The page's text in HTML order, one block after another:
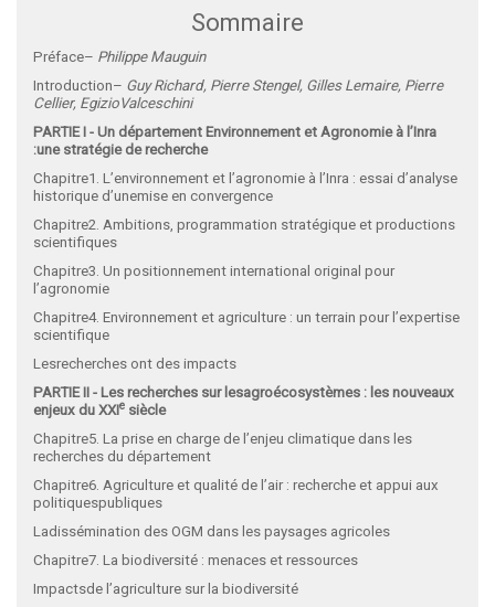
Sommaire
Préface– Philippe Mauguin
Introduction– Guy Richard, Pierre Stengel, Gilles Lemaire, Pierre
Cellier, EgizioValceschini
PARTIE I - Un département Environnement et Agronomie à l’Inra
:une stratégie de recherche
Chapitre1. L’environnement et l’agronomie à l’Inra : essai d’analyse
historique d’unemise en convergence
Chapitre2. Ambitions, programmation stratégique et productions
scientifiques
Chapitre3. Un positionnement international original pour
l’agronomie
Chapitre4. Environnement et agriculture : un terrain pour l’expertise
scientifique
Lesrecherches ont des impacts
PARTIE II - Les recherches sur lesagroécosystèmes : les nouveaux
enjeux du XXIe siècle
Chapitre5. La prise en charge de l’enjeu climatique dans les
recherches du département
Chapitre6. Agriculture et qualité de l’air : recherche et appui aux
politiquespubliques
Ladissémination des OGM dans les paysages agricoles
Chapitre7. La biodiversité : menaces et ressources
Impactsde l’agriculture sur la biodiversité